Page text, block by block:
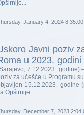
January 4, 2024 8:35:00
Javni poziv
u 2023. godini
7.12.2023. godine)
za učešće u Programu
15.12.2023. godine
Opširnije...
December 7, 2023